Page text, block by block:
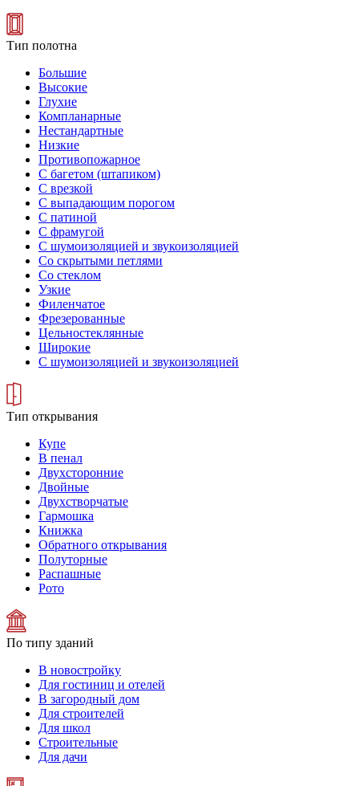
Тип полотна
Большие
Высокие
Глухие
Компланарные
Нестандартные
Низкие
Противопожарное
С багетом (штапиком)
С врезкой
С выпадающим порогом
С патиной
С фрамугой
С шумоизоляцией и звукоизоляцией
Со скрытыми петлями
Со стеклом
Узкие
Филенчатое
Фрезерованные
Цельностеклянные
Широкие
С шумоизоляцией и звукоизоляцией
Тип открывания
Купе
В пенал
Двухсторонние
Двойные
Двухстворчатые
Гармошка
Книжка
Обратного открывания
Полуторные
Распашные
Рото
По типу зданий
В новостройку
Для гостиниц и отелей
В загородный дом
Для строителей
Для школ
Строительные
Для дачи